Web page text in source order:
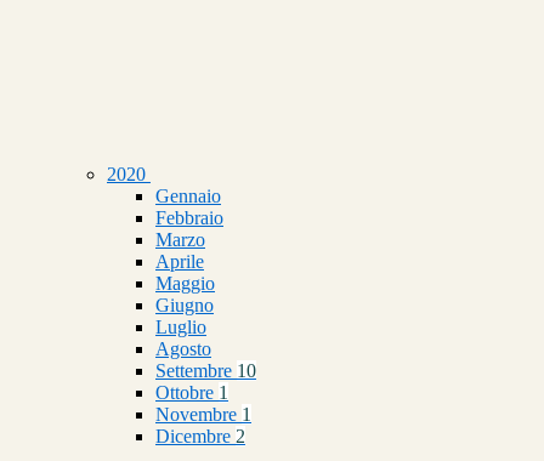
2020
Gennaio
Febbraio
Marzo
Aprile
Maggio
Giugno
Luglio
Agosto
Settembre 10
Ottobre 1
Novembre 1
Dicembre 2